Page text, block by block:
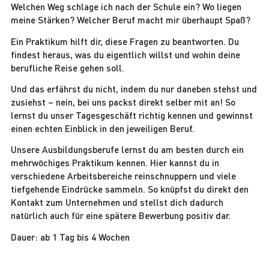
Welchen Weg schlage ich nach der Schule ein? Wo liegen
meine Stärken? Welcher Beruf macht mir überhaupt Spaß?
Ein Praktikum hilft dir, diese Fragen zu beantworten. Du
findest heraus, was du eigentlich willst und wohin deine
berufliche Reise gehen soll.
Und das erfährst du nicht, indem du nur daneben stehst und
zusiehst – nein, bei uns packst direkt selber mit an! So
lernst du unser Tagesgeschäft richtig kennen und gewinnst
einen echten Einblick in den jeweiligen Beruf.
Unsere Ausbildungsberufe lernst du am besten durch ein
mehrwöchiges Praktikum kennen. Hier kannst du in
verschiedene Arbeitsbereiche reinschnuppern und viele
tiefgehende Eindrücke sammeln. So knüpfst du direkt den
Kontakt zum Unternehmen und stellst dich dadurch
natürlich auch für eine spätere Bewerbung positiv dar.
Dauer: ab 1 Tag bis 4 Wochen